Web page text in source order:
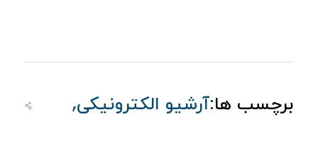
برچسب ها:آرشیو الکترونیکی,